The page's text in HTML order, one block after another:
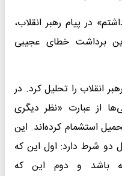
در پیام رهبر انقلاب،
برداشت خطای عجیبی
انقلاب را تحلیل کرد. در
از عبارت «نظر دیگری
استشمام کرده‌اند. این
شرط دارد: اول این که
باشد و دوم این که